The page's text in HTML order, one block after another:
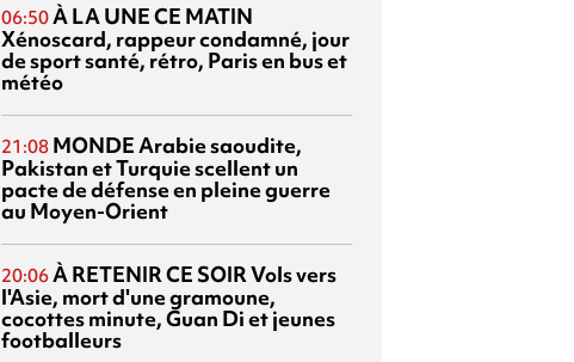
06:50À LA UNE CE MATIN
Xénoscard, rappeur condamné, jour
de sport santé, rétro, Paris en bus et
météo
21:08 MONDEArabie saoudite,
Pakistan et Turquie scellent un
pacte de défense en pleine guerre
au Moyen-Orient
20:06À RETENIR CE SOIRVols vers
l'Asie, mort d'une gramoune,
cocottes minute, Guan Di et jeunes
footballeurs